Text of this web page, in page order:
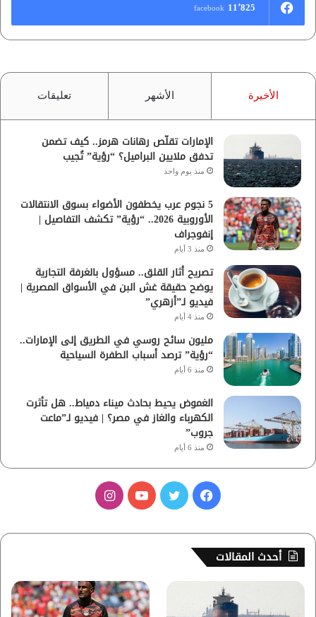
11٬825 facebook
الأخيرة الأشهر تعليقات
الإمارات تقلّص رهانات هرمز.. كيف تضمن
تدفق ملايين البراميل؟ “رؤية” تُجيب
منذ يوم واحد
5 نجوم عرب يخطفون الأضواء بسوق الانتقالات
الأوروبية 2026.. “رؤية” تكشف التفاصيل |
إنفوجراف
منذ 3 أيام
تصريح أثار القلق.. مسؤول بالغرفة التجارية
يوضح حقيقة غش البن في الأسواق المصرية |
فيديو لـ”أزهري”
منذ 4 أيام
مليون سائح روسي في الطريق إلى الإمارات..
“رؤية” ترصد أسباب الطفرة السياحية
منذ 6 أيام
الغموض يحيط بحادث ميناء دمياط.. هل تأثرت
الكهرباء والغاز في مصر؟ | فيديو لـ”ماعت
جروب”
منذ 6 أيام
س
ب
ي
و
ت
ق
أحدث المقالات